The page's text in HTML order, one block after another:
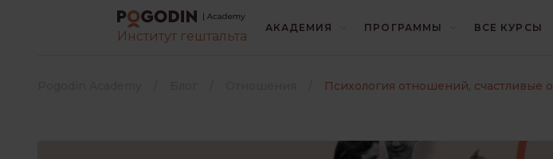
Институт гештальта
АКАДЕМИЯ ПРОГРАММЫ ВСЕ КУРСЫ
Психология отношений, счастливые